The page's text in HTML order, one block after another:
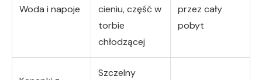
Woda i napoje
cieniu, część w
torbie
chłodzącej
przez cały
pobyt
Szczelny